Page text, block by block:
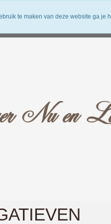
Vroeger Nu en Landelijk
te maken van deze website ga je